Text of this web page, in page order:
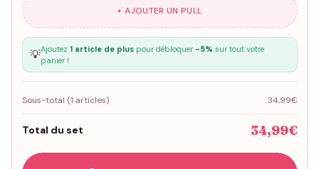
+ AJOUTER UN PULL
💡Ajoutez 1 article de pluspour débloquer -5% sur tout votre
panier !
Sous-total (1 articles) 34,99€
Total du set 34,99€